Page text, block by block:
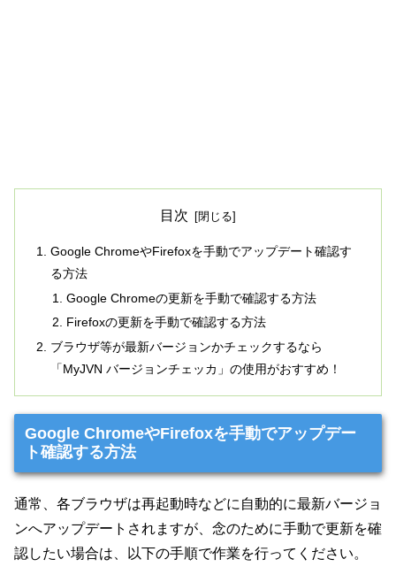
目次
Google ChromeやFirefoxを手動でアップデート確認す
る方法
Google Chromeの更新を手動で確認する方法
Firefoxの更新を手動で確認する方法
ブラウザ等が最新バージョンかチェックするなら
「MyJVN バージョンチェッカ」の使用がおすすめ！
Google ChromeやFirefoxを手動でアップデー
ト確認する方法
通常、各ブラウザは再起動時などに自動的に最新バージョ
ンへアップデートされますが、念のために手動で更新を確
認したい場合は、以下の手順で作業を行ってください。